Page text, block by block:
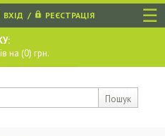
☰
Пошук
ВХІД / РЕЄСТРАЦІЯ
на (0) грн.